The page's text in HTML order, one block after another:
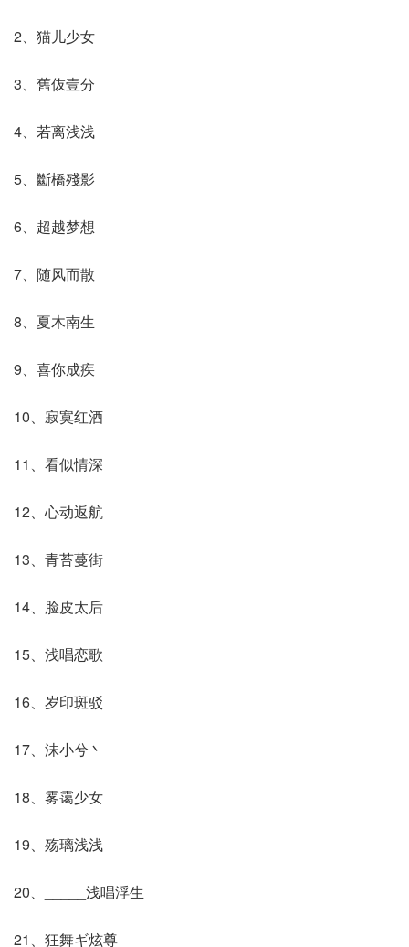
2、猫儿少女
3、舊伖壹分
4、若离浅浅
5、斷橋殘影
6、超越梦想
7、随风而散
8、夏木南生
9、喜你成疾
10、寂寞红酒
11、看似情深
12、心动返航
13、青苔蔓街
14、脸皮太后
15、浅唱恋歌
16、岁印斑驳
17、沫小兮丶
18、雾霭少女
19、殇璃浅浅
20、_____浅唱浮生
21、狂舞ギ炫尊